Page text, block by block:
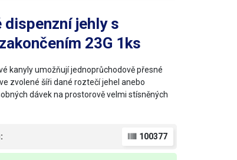
dispenzní jehly s
23G 1ks
kanyly umožňují jednoprůchodově přesné
zvolené šíři dané roztečí jehel anebo
dávek na prostorově velmi stísněných
100377